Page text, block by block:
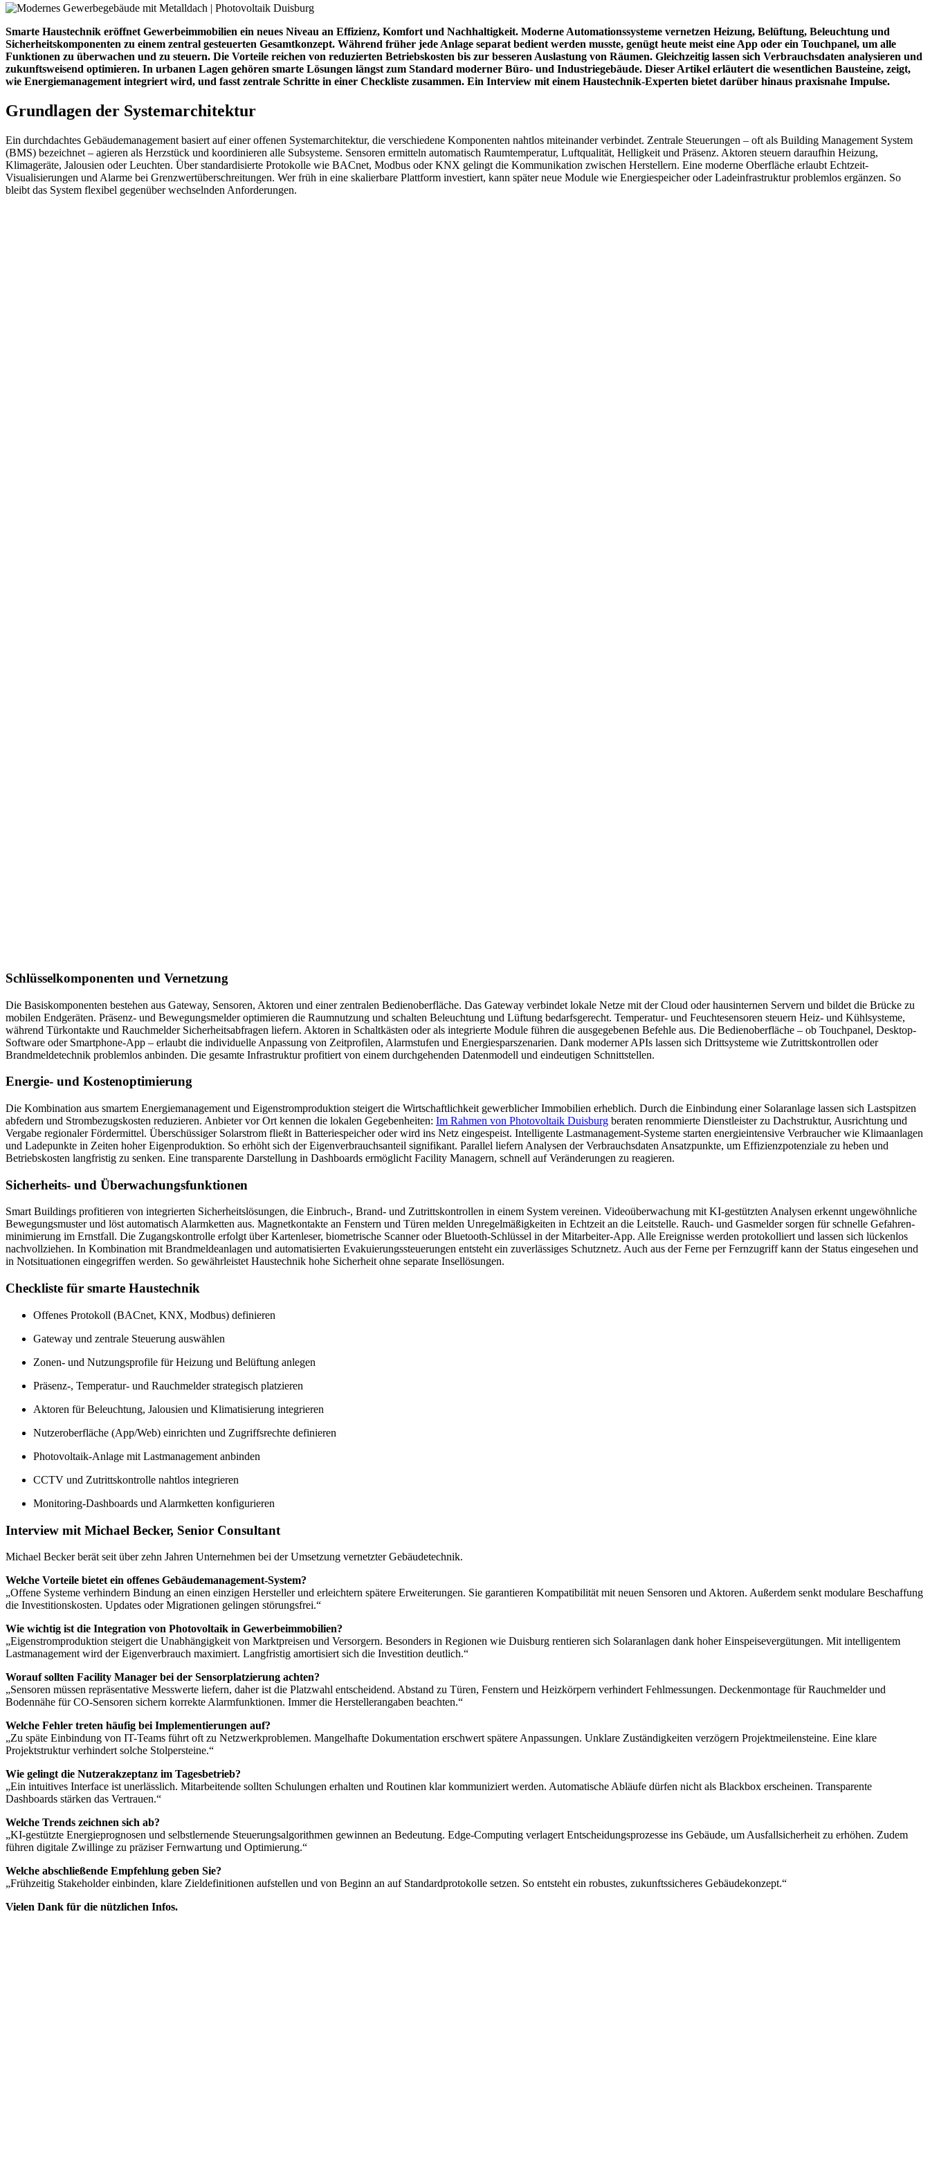
Smarte Haustechnik eröffnet Gewerbeimmobilien ein neues Niveau an Effizienz, Komfort und Nachhaltigkeit. Moderne Automationssysteme vernetzen Heizung, Belüftung, Beleuchtung und
Sicherheitskomponenten zu einem zentral gesteuerten Gesamtkonzept. Während früher jede Anlage separat bedient werden musste, genügt heute meist eine App oder ein Touchpanel, um alle
Funktionen zu überwachen und zu steuern. Die Vorteile reichen von reduzierten Betriebskosten bis zur besseren Auslastung von Räumen. Gleichzeitig lassen sich Verbrauchsdaten analysieren und
zukunftsweisend optimieren. In urbanen Lagen gehören smarte Lösungen längst zum Standard moderner Büro- und Industriegebäude. Dieser Artikel erläutert die wesentlichen Bausteine, zeigt,
wie Energiemanagement integriert wird, und fasst zentrale Schritte in einer Checkliste zusammen. Ein Interview mit einem Haustechnik-Experten bietet darüber hinaus praxisnahe Impulse.
Grundlagen der Systemarchitektur
Ein durchdachtes Gebäudemanagement basiert auf einer offenen Systemarchitektur, die verschiedene Komponenten nahtlos miteinander verbindet. Zentrale Steuerungen – oft als Building Management System
(BMS) bezeichnet – agieren als Herzstück und koordinieren alle Subsysteme. Sensoren ermitteln automatisch Raumtemperatur, Luftqualität, Helligkeit und Präsenz. Aktoren steuern daraufhin Heizung,
Klimageräte, Jalousien oder Leuchten. Über standardisierte Protokolle wie BACnet, Modbus oder KNX gelingt die Kommunikation zwischen Herstellern. Eine moderne Oberfläche erlaubt Echtzeit-
Visualisierungen und Alarme bei Grenzwertüberschreitungen. Wer früh in eine skalierbare Plattform investiert, kann später neue Module wie Energiespeicher oder Ladeinfrastruktur problemlos ergänzen. So
bleibt das System flexibel gegenüber wechselnden Anforderungen.
Schlüsselkomponenten und Vernetzung
Die Basiskomponenten bestehen aus Gateway, Sensoren, Aktoren und einer zentralen Bedienoberfläche. Das Gateway verbindet lokale Netze mit der Cloud oder hausinternen Servern und bildet die Brücke zu
mobilen Endgeräten. Präsenz- und Bewegungsmelder optimieren die Raumnutzung und schalten Beleuchtung und Lüftung bedarfsgerecht. Temperatur- und Feuchtesensoren steuern Heiz- und Kühlsysteme,
während Türkontakte und Rauchmelder Sicherheitsabfragen liefern. Aktoren in Schaltkästen oder als integrierte Module führen die ausgegebenen Befehle aus. Die Bedienoberfläche – ob Touchpanel, Desktop-
Software oder Smartphone-App – erlaubt die individuelle Anpassung von Zeitprofilen, Alarmstufen und Energiespar­szenarien. Dank moderner APIs lassen sich Drittsysteme wie Zutrittskontrollen oder
Brandmeldetechnik problemlos anbinden. Die gesamte Infrastruktur profitiert von einem durchgehenden Datenmodell und eindeutigen Schnittstellen.
Energie- und Kostenoptimierung
Die Kombination aus smartem Energiemanagement und Eigenstromproduktion steigert die Wirtschaftlichkeit gewerblicher Immobilien erheblich. Durch die Einbindung einer Solaranlage lassen sich Lastspitzen
abfedern und Strombezugskosten reduzieren. Anbieter vor Ort kennen die lokalen Gegebenheiten: Im Rahmen von Photovoltaik Duisburg beraten renommierte Dienstleister zu Dachstruktur, Ausrichtung und
Vergabe regionaler Fördermittel. Überschüssiger Solarstrom fließt in Batteriespeicher oder wird ins Netz eingespeist. Intelligente Lastmanagement-Systeme starten energieintensive Verbraucher wie Klimaanlagen
und Ladepunkte in Zeiten hoher Eigenproduktion. So erhöht sich der Eigenverbrauchsanteil signifikant. Parallel liefern Analysen der Verbrauchsdaten Ansatzpunkte, um Effizienzpotenziale zu heben und
Betriebskosten langfristig zu senken. Eine transparente Darstellung in Dashboards ermöglicht Facility Managern, schnell auf Veränderungen zu reagieren.
Sicherheits- und Überwachungsfunktionen
Smart Buildings profitieren von integrierten Sicherheitslösungen, die Einbruch-, Brand- und Zutrittskontrollen in einem System vereinen. Video­überwachung mit KI-gestützten Analysen erkennt ungewöhnliche
Bewegungsmuster und löst automatisch Alarmketten aus. Magnetkontakte an Fenstern und Türen melden Unregelmäßigkeiten in Echtzeit an die Leitstelle. Rauch- und Gasmelder sorgen für schnelle Gefahren­
minimierung im Ernstfall. Die Zugangskontrolle erfolgt über Kartenleser, biometrische Scanner oder Bluetooth-Schlüssel in der Mitarbeiter-App. Alle Ereignisse werden protokolliert und lassen sich lückenlos
nachvollziehen. In Kombination mit Brandmeldeanlagen und automatisierten Evakuierungssteuerungen entsteht ein zuverlässiges Schutznetz. Auch aus der Ferne per Fernzugriff kann der Status eingesehen und
in Notsituationen eingegriffen werden. So gewährleistet Haustechnik hohe Sicherheit ohne separate Insellösungen.
Checkliste für smarte Haustechnik
Offenes Protokoll (BACnet, KNX, Modbus) definieren
Gateway und zentrale Steuerung auswählen
Zonen- und Nutzungsprofile für Heizung und Belüftung anlegen
Präsenz-, Temperatur- und Rauchmelder strategisch platzieren
Aktoren für Beleuchtung, Jalousien und Klimatisierung integrieren
Nutzeroberfläche (App/Web) einrichten und Zugriffsrechte definieren
Photovoltaik-Anlage mit Lastmanagement anbinden
CCTV und Zutrittskontrolle nahtlos integrieren
Monitoring-Dashboards und Alarmketten konfigurieren
Interview mit Michael Becker, Senior Consultant
Michael Becker berät seit über zehn Jahren Unternehmen bei der Umsetzung vernetzter Gebäudetechnik.
Welche Vorteile bietet ein offenes Gebäudemanagement-System?
„Offene Systeme verhindern Bindung an einen einzigen Hersteller und erleichtern spätere Erweiterungen. Sie garantieren Kompatibilität mit neuen Sensoren und Aktoren. Außerdem senkt modulare Beschaffung
die Investitionskosten. Updates oder Migrationen gelingen störungsfrei.“
Wie wichtig ist die Integration von Photovoltaik in Gewerbeimmobilien?
„Eigenstromproduktion steigert die Unabhängigkeit von Marktpreisen und Versorgern. Besonders in Regionen wie Duisburg rentieren sich Solaranlagen dank hoher Einspeisevergütungen. Mit intelligentem
Lastmanagement wird der Eigenverbrauch maximiert. Langfristig amortisiert sich die Investition deutlich.“
Worauf sollten Facility Manager bei der Sensorplatzierung achten?
„Sensoren müssen repräsentative Messwerte liefern, daher ist die Platzwahl entscheidend. Abstand zu Türen, Fenstern und Heizkörpern verhindert Fehlmessungen. Deckenmontage für Rauchmelder und
Bodennähe für CO-Sensoren sichern korrekte Alarmfunktionen. Immer die Herstellerangaben beachten.“
Welche Fehler treten häufig bei Implementierungen auf?
„Zu späte Einbindung von IT-Teams führt oft zu Netzwerkproblemen. Mangelhafte Dokumentation erschwert spätere Anpassungen. Unklare Zuständigkeiten verzögern Projektmeilensteine. Eine klare
Projektstruktur verhindert solche Stolpersteine.“
Wie gelingt die Nutzerakzeptanz im Tagesbetrieb?
„Ein intuitives Interface ist unerlässlich. Mitarbeitende sollten Schulungen erhalten und Routinen klar kommuniziert werden. Automatische Abläufe dürfen nicht als Blackbox erscheinen. Transparente
Dashboards stärken das Vertrauen.“
Welche Trends zeichnen sich ab?
„KI-gestützte Energieprognosen und selbstlernende Steuerungsalgorithmen gewinnen an Bedeutung. Edge-Computing verlagert Entscheidungsprozesse ins Gebäude, um Ausfallsicherheit zu erhöhen. Zudem
führen digitale Zwillinge zu präziser Fernwartung und Optimierung.“
Welche abschließende Empfehlung geben Sie?
„Frühzeitig Stakeholder einbinden, klare Zieldefinitionen aufstellen und von Beginn an auf Standardprotokolle setzen. So entsteht ein robustes, zukunftssicheres Gebäudekonzept.“
Vielen Dank für die nützlichen Infos.